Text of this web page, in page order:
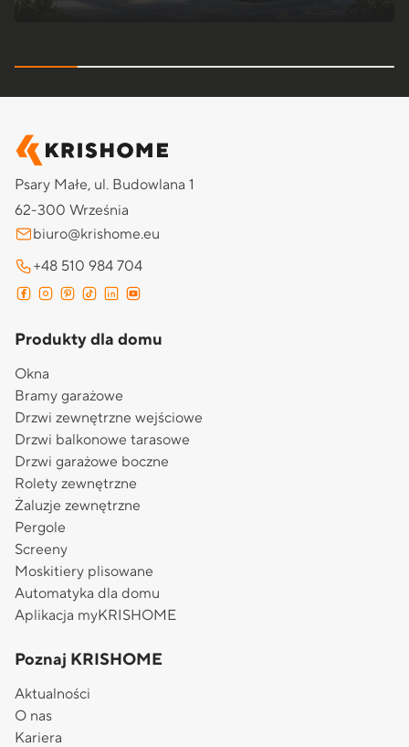
Psary Małe, ul. Budowlana 1
62-300 Września
biuro@krishome.eu
+48 510 984 704
Produkty dla domu
Okna
Bramy garażowe
Drzwi zewnętrzne wejściowe
Drzwi balkonowe tarasowe
Drzwi garażowe boczne
Rolety zewnętrzne
Żaluzje zewnętrzne
Pergole
Screeny
Moskitiery plisowane
Automatyka dla domu
Aplikacja myKRISHOME
Poznaj KRISHOME
Aktualności
O nas
Kariera